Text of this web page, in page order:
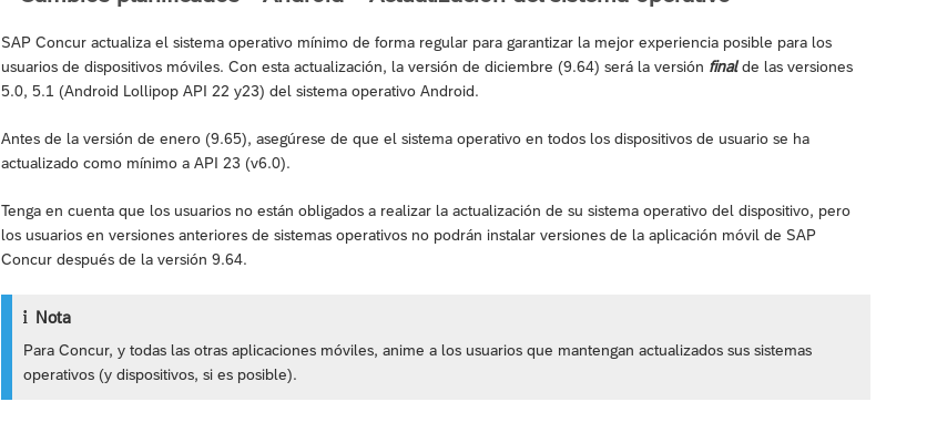
SAP Concur actualiza el sistema operativo mínimo de forma regular para garantizar la mejor experiencia posible para los
usuarios de dispositivos móviles. Con esta actualización, la versión de diciembre (9.64) será la versión finalde las versiones
5.0, 5.1 (Android Lollipop API 22 y23) del sistema operativo Android.
Antes de la versión de enero (9.65), asegúrese de que el sistema operativo en todos los dispositivos de usuario se ha
actualizado como mínimo a API 23 (v6.0).
Tenga en cuenta que los usuarios no están obligados a realizar la actualización de su sistema operativo del dispositivo, pero
los usuarios en versiones anteriores de sistemas operativos no podrán instalar versiones de la aplicación móvil de SAP
Concur después de la versión 9.64.
Nota
Para Concur, y todas las otras aplicaciones móviles, anime a los usuarios que mantengan actualizados sus sistemas
operativos (y dispositivos, si es posible).